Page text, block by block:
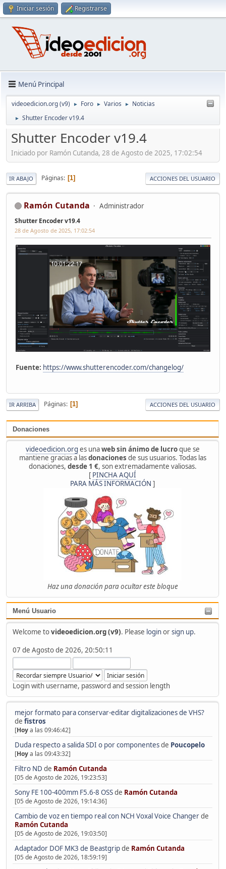
Iniciar sesión Registrarse
Menú Principal
videoedicion.org (v9) ► Foro ► Varios ► Noticias
► Shutter Encoder v19.4
Donaciones
videoedicion.org es unaweb sin ánimo de lucroque se
mantiene gracias a lasdonaciones de sus usuarios. Todas las
donaciones, desde 1 €, son extremadamente valiosas.
[ PINCHA AQUÍ
PARA MÁS INFORMACIÓN ]
Haz una donación para ocultar este bloque
Menú Usuario
Welcome tovideoedicion.org (v9). Please loginorsign up.
07 de Agosto de 2026, 20:50:11
Login with username, password and session length
mejor formato para conservar-editar digitalizaciones de VHS?
de fistros
[Hoya las 09:46:42]
Duda respecto a salida SDI o por componentesde Poucopelo
[Hoya las 09:43:32]
Filtro ND de Ramón Cutanda
[05 de Agosto de 2026, 19:23:53]
Sony FE 100-400mm F5.6-8 OSSde Ramón Cutanda
[05 de Agosto de 2026, 19:14:36]
Cambio de voz en tiempo real con NCH Voxal Voice Changerde
Ramón Cutanda
[05 de Agosto de 2026, 19:03:50]
Adaptador DOF MK3 de Beastgripde Ramón Cutanda
[05 de Agosto de 2026, 18:59:19]
Shutter Encoder v19.4
Iniciado por Ramón Cutanda, 28 de Agosto de 2025, 17:02:54
IR ABAJO Páginas 1 ACCIONES DEL USUARIO
Ramón Cutanda Administrador
Shutter Encoder v19.4
28 de Agosto de 2025, 17:02:54
Fuente: https://www.shutterencoder.com/changelog/
IR ARRIBA Páginas 1 ACCIONES DEL USUARIO